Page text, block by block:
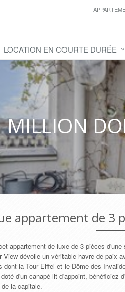
LOCATION EN COURTE DURÉE
MILLION
appartement de 3
appartement de luxe de 3 pièces
dévoile un véritable havre de paix
la Tour Eiffel et le Dôme des
d'un canapé lit d'appoint, bénéficiez
la capitale.